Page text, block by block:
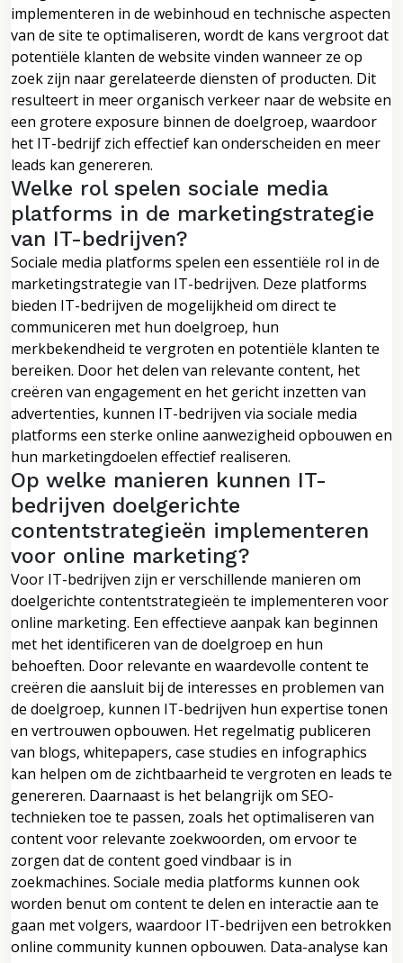
implementeren in de webinhoud en technische aspecten
van de site te optimaliseren, wordt de kans vergroot dat
potentiële klanten de website vinden wanneer ze op
zoek zijn naar gerelateerde diensten of producten. Dit
resulteert in meer organisch verkeer naar de website en
een grotere exposure binnen de doelgroep, waardoor
het IT-bedrijf zich effectief kan onderscheiden en meer
leads kan genereren.
Welke rol spelen sociale media
platforms in de marketingstrategie
van IT-bedrijven?
Sociale media platforms spelen een essentiële rol in de
marketingstrategie van IT-bedrijven. Deze platforms
bieden IT-bedrijven de mogelijkheid om direct te
communiceren met hun doelgroep, hun
merkbekendheid te vergroten en potentiële klanten te
bereiken. Door het delen van relevante content, het
creëren van engagement en het gericht inzetten van
advertenties, kunnen IT-bedrijven via sociale media
platforms een sterke online aanwezigheid opbouwen en
hun marketingdoelen effectief realiseren.
Op welke manieren kunnen IT-
bedrijven doelgerichte
contentstrategieën implementeren
voor online marketing?
Voor IT-bedrijven zijn er verschillende manieren om
doelgerichte contentstrategieën te implementeren voor
online marketing. Een effectieve aanpak kan beginnen
met het identificeren van de doelgroep en hun
behoeften. Door relevante en waardevolle content te
creëren die aansluit bij de interesses en problemen van
de doelgroep, kunnen IT-bedrijven hun expertise tonen
en vertrouwen opbouwen. Het regelmatig publiceren
van blogs, whitepapers, case studies en infographics
kan helpen om de zichtbaarheid te vergroten en leads te
genereren. Daarnaast is het belangrijk om SEO-
technieken toe te passen, zoals het optimaliseren van
content voor relevante zoekwoorden, om ervoor te
zorgen dat de content goed vindbaar is in
zoekmachines. Sociale media platforms kunnen ook
worden benut om content te delen en interactie aan te
gaan met volgers, waardoor IT-bedrijven een betrokken
online community kunnen opbouwen. Data-analyse kan